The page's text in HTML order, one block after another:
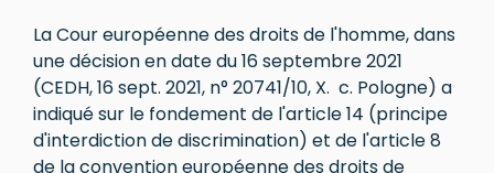
La Cour européenne des droits de l'homme, dans
une décision en date du 16 septembre 2021
(CEDH, 16 sept. 2021, n° 20741/10, X. c. Pologne) a
indiqué sur le fondement de l'article 14 (principe
d'interdiction de discrimination) et de l'article 8
de la convention européenne des droits de